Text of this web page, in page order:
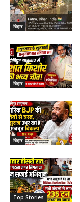
बिहार
बिहार
बिहार
Top Stories